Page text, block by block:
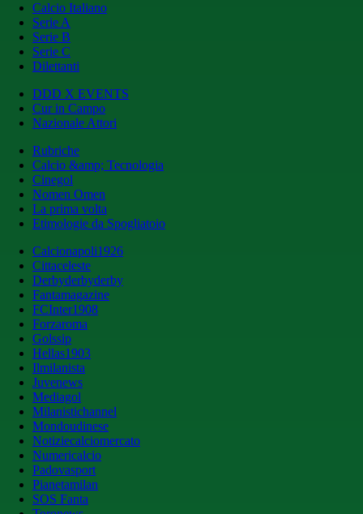
Calcio Italiano
Serie A
Serie B
Serie C
Dilettanti
DDD X EVENTS
Cur in Campo
Nazionale Attori
Rubriche
Calcio &amp; Tecnologia
Cinegol
Nomen Omen
La prima volta
Etimologie da Spogliatoio
Calcionapoli1926
Cittaceleste
Derbyderbyderby
Fantamagazine
FCInter1908
Forzaroma
Golssip
Hellas1903
Ilmilanista
Juvenews
Mediagol
Milanistichannel
Mondoudinese
Notiziecalciomercato
Numericalcio
Padovasport
Pianetamilan
SOS Fanta